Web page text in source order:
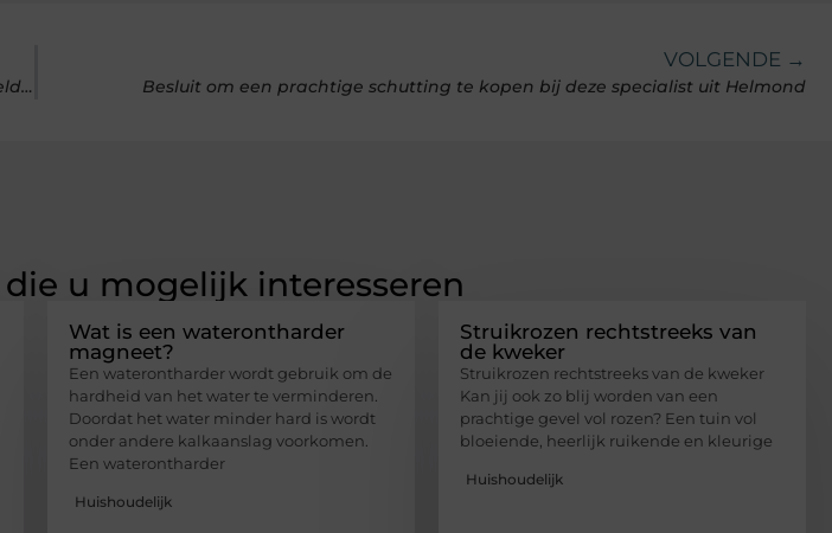
De tafel van jouw dromen is een boomstamtafel op maat voor je pand in bijvoorbeeld Arnhem
VOLGENDE →
Besluit om een prachtige schutting te kopen bij deze specialist uit Helmond
die u mogelijk interesseren
Wat is een waterontharder
magneet?
Een waterontharder wordt gebruik om de
hardheid van het water te verminderen.
Doordat het water minder hard is wordt
onder andere kalkaanslag voorkomen.
Een waterontharder
Huishoudelijk
Struikrozen rechtstreeks van
de kweker
Struikrozen rechtstreeks van de kweker
Kan jij ook zo blij worden van een
prachtige gevel vol rozen? Een tuin vol
bloeiende, heerlijk ruikende en kleurige
Huishoudelijk